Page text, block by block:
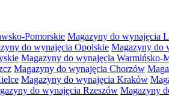
Pomorskie Magazyny do wynajęcia
do wynajęcia Opolskie Magazyny do
Magazyny do wynajęcia Warmińsko-
Magazyny do wynajęcia Chorzów
Magazyny do wynajęcia Kraków
do wynajęcia Rzeszów Magazyny